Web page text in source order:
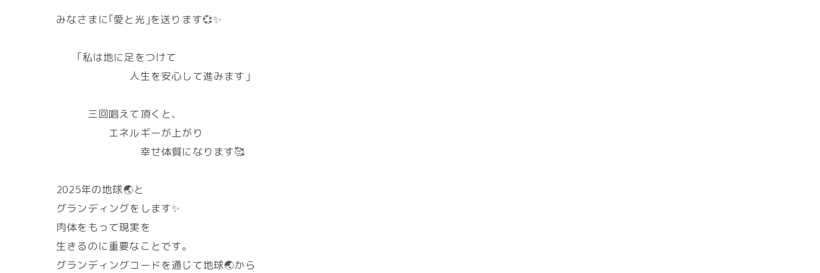
みなさまに｢愛と光｣を送ります💞✨
｢私は地に足をつけて
人生を安心して進みます｣
三回唱えて頂くと、
エネルギーが上がり
幸せ体質になります🥰
2025年の地球🌏️と
グランディングをします✨
肉体をもって現実を
生きるのに重要なことです。
グランディングコードを通じて地球🌏️から